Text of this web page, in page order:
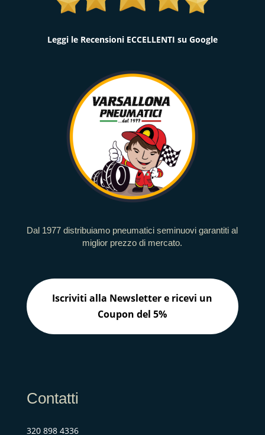
Leggi le Recensioni ECCELLENTI su Google
Dal 1977 distribuiamo pneumatici seminuovi garantiti al
miglior prezzo di mercato.
Iscriviti alla Newsletter e ricevi un
Coupon del 5%
Contatti
320 898 4336